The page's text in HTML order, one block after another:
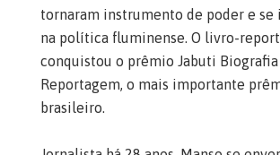
tornaram instrumento de poder e
na política fluminense. O livro-
conquistou o prêmio Jabuti Biografia
Reportagem, o mais importante
brasileiro.